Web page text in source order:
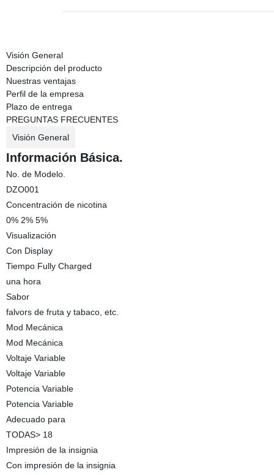
Visión General
Descripción del producto
Nuestras ventajas
Perfil de la empresa
Plazo de entrega
PREGUNTAS FRECUENTES
Visión General
Información Básica.
No. de Modelo.
DZO001
Concentración de nicotina
0% 2% 5%
Visualización
Con Display
Tiempo Fully Charged
una hora
Sabor
falvors de fruta y tabaco, etc.
Mod Mecánica
Mod Mecánica
Voltaje Variable
Voltaje Variable
Potencia Variable
Potencia Variable
Adecuado para
TODAS> 18
Impresión de la insignia
Con impresión de la insignia